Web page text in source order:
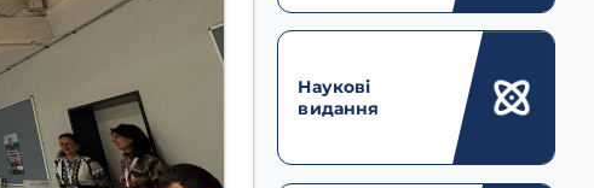
Наукові
видання